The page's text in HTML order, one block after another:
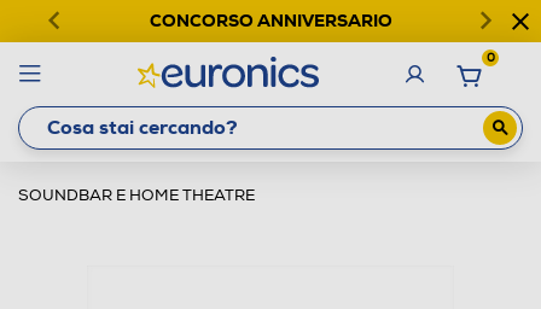
CONCORSO ANNIVERSARIO
0
SOUNDBAR E HOME THEATRE